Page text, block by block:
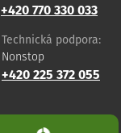
+420 770 330 033
Technická podpora:
Nonstop
+420 225 372 055